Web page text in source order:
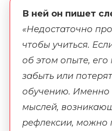
В ней он пишет
«Недостаточно
чтобы учиться.
об этом опыте,
забыть или
обучению. Именно
мыслей,
рефлексии, можно